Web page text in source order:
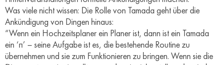
Was viele nicht wissen: Die Rolle von Tamada geht über die
Ankündigung von Dingen hinaus:
“Wenn ein Hochzeitsplaner ein Planer ist, dann ist ein Tamada
ein ‘п’ – seine Aufgabe ist es, die bestehende Routine zu
übernehmen und sie zum Funktionieren zu bringen. Wenn sie die